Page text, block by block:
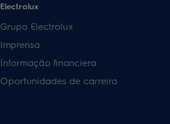
Electrolux
Grupo Electrolux
Imprensa
Informação financiera
Oportunidades de carreira